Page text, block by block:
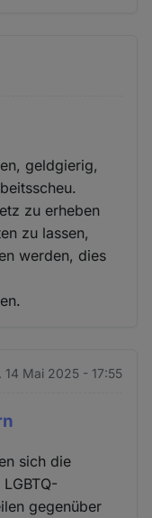
geldgierig,
zu erheben
zu lassen,
werden, dies
14 Mai 2025 - 17:55
sich die
gegenüber